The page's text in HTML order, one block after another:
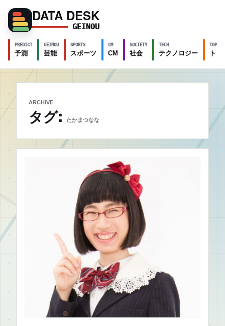
DATA DESK
GEINOU
PREDICT
予測
GEINOU
芸能
SPORTS
スポーツ
CM
CM
SOCIETY
社会
TECH
テクノロジー
TOPICS
ト
ARCHIVE
タグ: たかまつなな